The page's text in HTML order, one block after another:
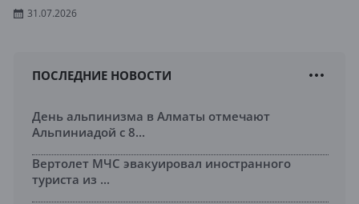
31.07.2026
ПОСЛЕДНИЕ НОВОСТИ
День альпинизма в Алматы отмечают
Альпиниадой с 8...
Вертолет МЧС эвакуировал иностранного
туриста из ...